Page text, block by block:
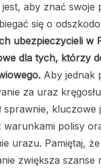
aby znać swoje
się o
ubezpieczycieli w
dla tych, którzy
Aby jednak
za uraz
sprawnie, kluczowe
warunkami polisy
urazu. Pamiętaj, że
zwiększa szanse